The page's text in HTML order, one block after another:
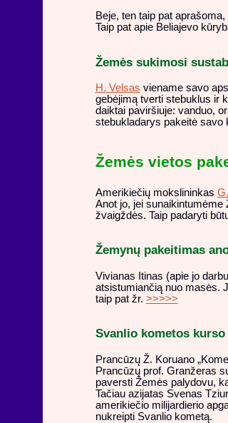
Beje, ten taip pat
Taip pat apie Beliajevo
Žemės sukimosi
H. Velsas viename savo
gebėjimą tverti stebuklus ir
daiktai paviršiuje: vanduo,
stebukladarys pakeitė savo
Žemės vietos
Amerikiečių mokslininkas
Anot jo, jei sunaikintumėme
žvaigždės. Taip padaryti
Žemynų pakeitimas
Vivianas Itinas (apie jo
atsistumiančią nuo masės.
taip pat žr. >>>>>
Svanlio kometos
Prancūzų Ž. Koruano
Prancūzų prof. Granžeras
paversti Žemės palydovu,
Tačiau azijatas Svenas
amerikiečio milijardierio
nukreipti Svanlio kometą.